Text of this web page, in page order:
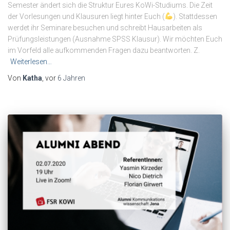
Semester ändert sich die Struktur Eures KoWi-Studiums. Die Zeit
der Vorlesungen und Klausuren liegt hinter Euch (
). Stattdessen
werdet ihr Seminare besuchen und schreibt Hausarbeiten als
Prüfungsleistungen (Ausnahme SPSS Klausur). Wir möchten Euch
im Vorfeld alle aufkommenden Fragen dazu beantworten. Z.
Weiterlesen…
Von Katha , vor 6 Jahren